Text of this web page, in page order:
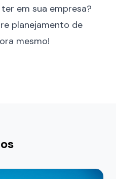
em sua empresa?
planejamento de
mesmo!